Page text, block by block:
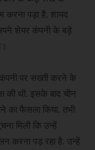
करना पड़ा है. शायद
शेयर कंपनी के बड़े
पर सख्ती करने के
की थी. इसके बाद चीन
का फैसला किया. तभी
मिली कि उन्हें
करना पड़ रहा है. उन्हें